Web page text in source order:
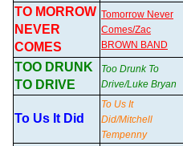
TO MORROW
NEVER
COMES
Tomorrow Never
Comes/Zac
BROWN BAND
TOO DRUNK
TO DRIVE
Too Drunk To
Drive/Luke Bryan
To Us It Did
To Us It
Did/Mitchell
Tempenny